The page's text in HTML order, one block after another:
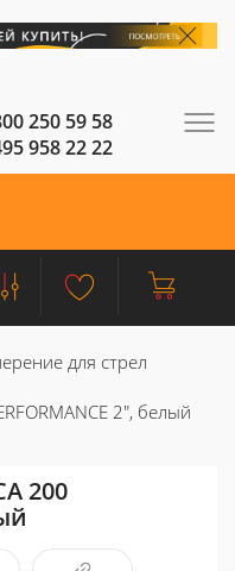
250 59 58
958 22 22
для стрел
2", белый
200